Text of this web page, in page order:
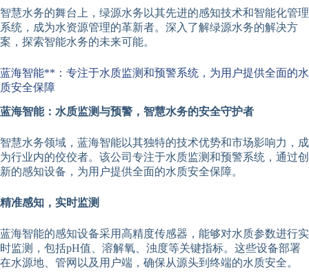
智慧水务的舞台上，绿源水务以其先进的感知技术和智能化管理
系统，成为水资源管理的革新者。深入了解绿源水务的解决方
案，探索智能水务的未来可能。
蓝海智能**：专注于水质监测和预警系统，为用户提供全面的水
质安全保障
蓝海智能：水质监测与预警，智慧水务的安全守护者
智慧水务领域，蓝海智能以其独特的技术优势和市场影响力，成
为行业内的佼佼者。该公司专注于水质监测和预警系统，通过创
新的感知设备，为用户提供全面的水质安全保障。
精准感知，实时监测
蓝海智能的感知设备采用高精度传感器，能够对水质参数进行实
时监测，包括pH值、溶解氧、浊度等关键指标。这些设备部署
在水源地、管网以及用户端，确保从源头到终端的水质安全。